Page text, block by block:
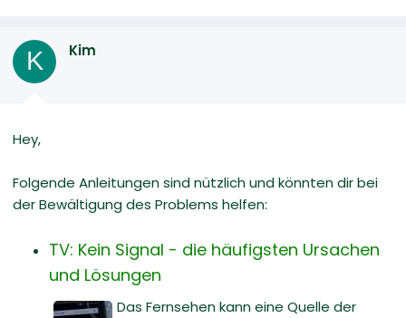
K Kim
Hey,
Folgende Anleitungen sind nützlich und könnten dir bei
der Bewältigung des Problems helfen:
TV: Kein Signal - die häufigsten Ursachen
und Lösungen
Das Fernsehen kann eine Quelle der